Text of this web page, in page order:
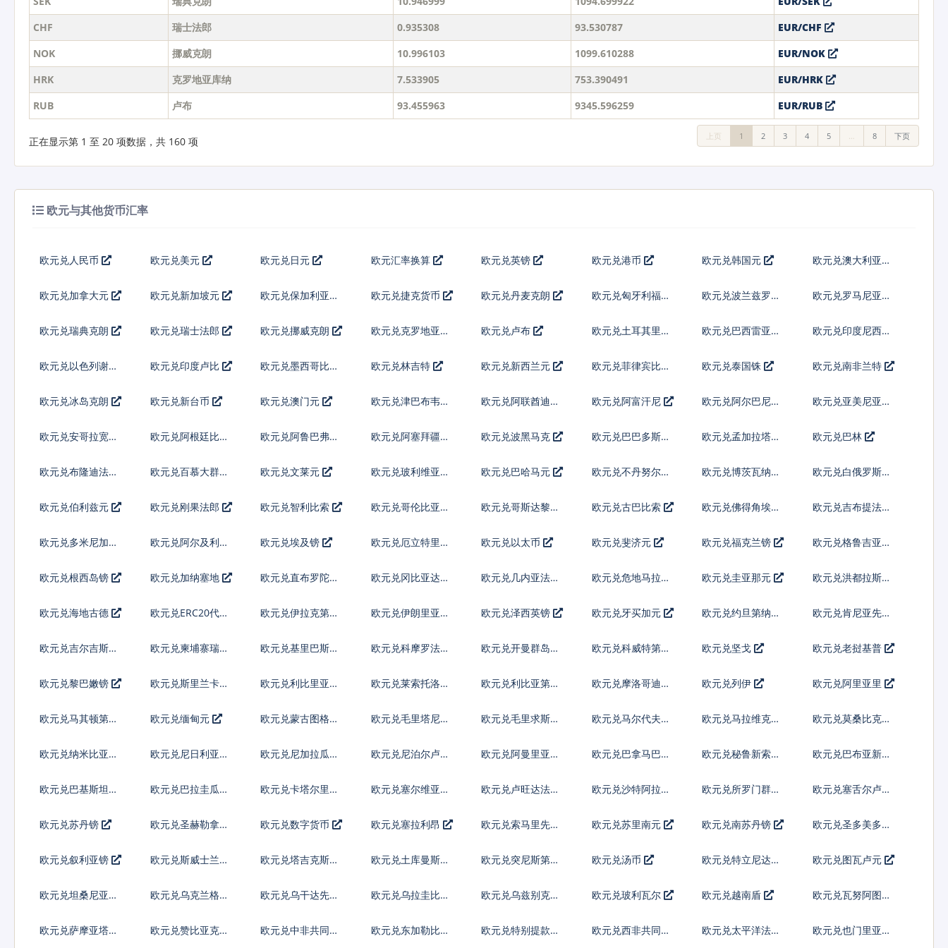
CHF
瑞士法郎 0.935308 93.530787
EUR/CHF
NOK
挪威克朗 10.996103 1099.610288
EUR/NOK
HRK
克罗地亚库纳 7.533905 753.390491
EUR/HRK
RUB
卢布 93.455963 9345.596259 EUR/RUB
正在显示第 1 至 20 项数据，共 160 项 上页 1 2 3 4 5 … 8 下页
欧元与其他货币汇率
欧元兑人民币 欧元兑美元 欧元兑日元 欧元汇率换算 欧元兑英镑 欧元兑港币 欧元兑韩国元 欧元兑澳大利亚元
欧元兑加拿大元 欧元兑新加坡元
欧元兑保加利亚列
欧元兑捷克货币 欧元兑丹麦克朗 欧元兑匈牙利福林 欧元兑波兰兹罗提
欧元兑罗马尼亚新
欧元兑瑞典克朗 欧元兑瑞士法郎 欧元兑挪威克朗
欧元兑克罗地亚库
欧元兑卢布 欧元兑土耳其里拉 欧元兑巴西雷亚尔
欧元兑印度尼西亚
欧元兑以色列谢克
欧元兑印度卢比 欧元兑墨西哥比索 欧元兑林吉特 欧元兑新西兰元 欧元兑菲律宾比索 欧元兑泰国铢 欧元兑南非兰特
欧元兑冰岛克朗 欧元兑新台币 欧元兑澳门元 欧元兑津巴布韦币
欧元兑阿联酋迪拉
欧元兑阿富汗尼
欧元兑阿尔巴尼亚
欧元兑亚美尼亚德
欧元兑安哥拉宽扎 欧元兑阿根廷比索
欧元兑阿鲁巴弗罗
欧元兑阿塞拜疆马
欧元兑波黑马克 欧元兑巴巴多斯元 欧元兑孟加拉塔卡 欧元兑巴林
欧元兑布隆迪法郎
欧元兑百慕大群岛
欧元兑文莱元 欧元兑玻利维亚诺 欧元兑巴哈马元
欧元兑不丹努尔特
欧元兑博茨瓦纳普
欧元兑白俄罗斯卢
欧元兑伯利兹元 欧元兑刚果法郎 欧元兑智利比索
欧元兑哥伦比亚比
欧元兑哥斯达黎加
欧元兑古巴比索
欧元兑佛得角埃斯
欧元兑吉布提法郎
欧元兑多米尼加比
欧元兑阿尔及利亚 欧元兑埃及镑
欧元兑厄立特里亚
欧元兑以太币 欧元兑斐济元 欧元兑福克兰镑
欧元兑格鲁吉亚拉
欧元兑根西岛镑 欧元兑加纳塞地 欧元兑直布罗陀镑
欧元兑冈比亚达拉
欧元兑几内亚法郎
欧元兑危地马拉格
欧元兑圭亚那元
欧元兑洪都拉斯伦
欧元兑海地古德 欧元兑ERC20代币
欧元兑伊拉克第纳
欧元兑伊朗里亚尔 欧元兑泽西英镑 欧元兑牙买加元 欧元兑约旦第纳尔 欧元兑肯尼亚先令
欧元兑吉尔吉斯斯
欧元兑柬埔寨瑞尔 欧元兑基里巴斯元 欧元兑科摩罗法郎 欧元兑开曼群岛元
欧元兑科威特第纳
欧元兑坚戈 欧元兑老挝基普
欧元兑黎巴嫩镑
欧元兑斯里兰卡卢
欧元兑利比里亚元 欧元兑莱索托洛蒂
欧元兑利比亚第纳
欧元兑摩洛哥迪拉
欧元兑列伊 欧元兑阿里亚里
欧元兑马其顿第纳
欧元兑缅甸元
欧元兑蒙古图格里
欧元兑毛里塔尼亚
欧元兑毛里求斯卢
欧元兑马尔代夫拉
欧元兑马拉维克瓦
欧元兑莫桑比克梅
欧元兑纳米比亚元
欧元兑尼日利亚奈
欧元兑尼加拉瓜科
欧元兑尼泊尔卢比 欧元兑阿曼里亚尔
欧元兑巴拿马巴波
欧元兑秘鲁新索尔
欧元兑巴布亚新几
欧元兑巴基斯坦卢
欧元兑巴拉圭瓜拉
欧元兑卡塔尔里亚
欧元兑塞尔维亚第
欧元兑卢旺达法郎 欧元兑沙特阿拉伯
欧元兑所罗门群岛
欧元兑塞舌尔卢比
欧元兑苏丹镑 欧元兑圣赫勒拿镑 欧元兑数字货币 欧元兑塞拉利昂 欧元兑索马里先令 欧元兑苏里南元 欧元兑南苏丹镑
欧元兑圣多美多布
欧元兑叙利亚镑
欧元兑斯威士兰里
欧元兑塔吉克斯坦
欧元兑土库曼斯坦
欧元兑突尼斯第纳
欧元兑汤币
欧元兑特立尼达多
欧元兑图瓦卢元
欧元兑坦桑尼亚先
欧元兑乌克兰格里
欧元兑乌干达先令 欧元兑乌拉圭比索
欧元兑乌兹别克斯
欧元兑玻利瓦尔 欧元兑越南盾
欧元兑瓦努阿图瓦
欧元兑萨摩亚塔拉 欧元兑赞比亚克瓦 欧元兑中非共同体 欧元兑东加勒比元 欧元兑特别提款权 欧元兑西非共同体 欧元兑太平洋法郎 欧元兑也门里亚尔